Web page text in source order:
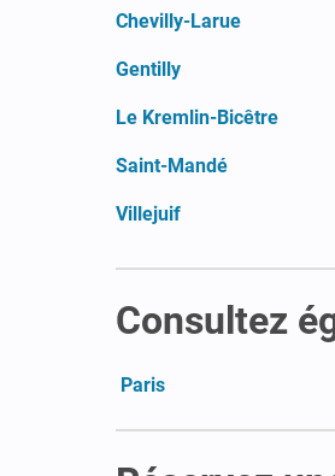
Chevilly-Larue
Gentilly
Le Kremlin-Bicêtre
Saint-Mandé
Villejuif
Consultez
Paris